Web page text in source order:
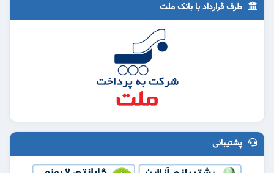
طرف قرارداد با بانک ملت
پشتیبانی